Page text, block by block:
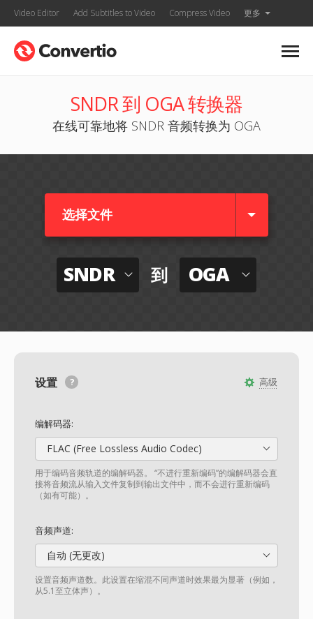
Video Editor Add Subtitles to Video Compress Video 更多
SNDR 到 OGA 转换器
在线可靠地将 SNDR 音频转换为 OGA
选择文件
SNDR 到 OGA
高级
设置
编解码器:
FLAC (Free Lossless Audio Codec)
用于编码音频轨道的编解码器。 “不进行重新编码”的编解码器会直
接将音频流从输入文件复制到输出文件中，而不会进行重新编码
（如有可能）。
音频声道:
自动 (无更改)
设置音频声道数。此设置在缩混不同声道时效果最为显著（例如，
从5.1至立体声）。